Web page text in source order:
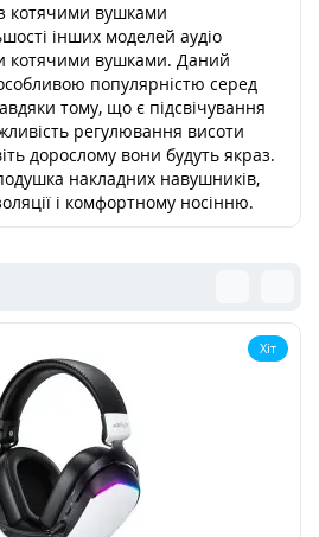
котячими вушками
інших моделей аудіо
котячими вушками. Даний
популярністю серед
тому, що є підсвічування
регулювання висоти
дорослому вони будуть якраз.
накладних навушників,
і комфортному носінню.
Хіт